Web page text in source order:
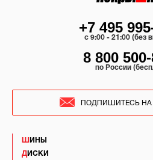
ШИНЫ
ДИСКИ
+7 495
c 9:00 - 21:00 (без
8 800
по России
ПОДПИШИТЕСЬ